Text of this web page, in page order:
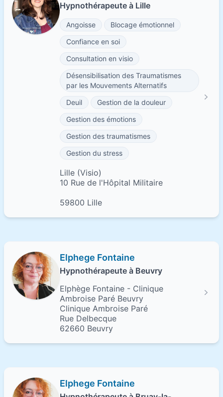
Hypnothérapeute à Lille
Angoisse
Blocage émotionnel
Confiance en soi
Consultation en visio
Désensibilisation des Traumatismes
par les Mouvements Alternatifs
Deuil
Gestion de la douleur
Gestion des émotions
Gestion des traumatismes
Gestion du stress
Lille (Visio)
10 Rue de l'Hôpital Militaire
59800 Lille
Elphege Fontaine
Hypnothérapeute à Beuvry
Elphège Fontaine - Clinique
Ambroise Paré Beuvry
Clinique Ambroise Paré
Rue Delbecque
62660 Beuvry
Elphege Fontaine